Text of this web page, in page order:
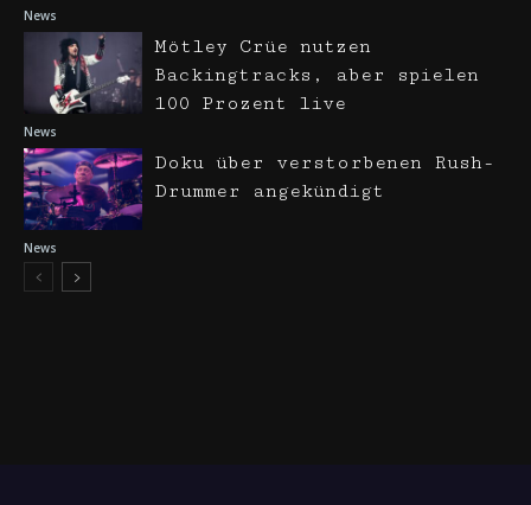
News
News
Mötley Crüe nutzen
Backingtracks, aber spielen
100 Prozent live
News
Doku über verstorbenen Rush-
Drummer angekündigt